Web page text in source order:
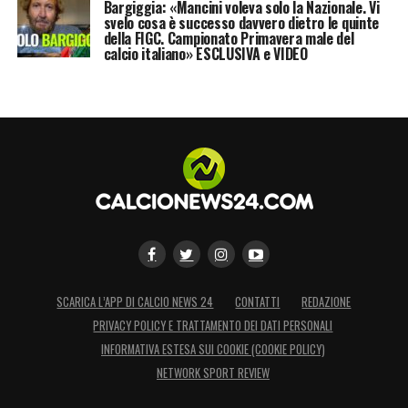
LA PLAYLIST DELLE NOSTRE TOP NEWS
Bargiggia: «Mancini voleva solo la Nazionale. Vi
svelo cosa è successo davvero dietro le quinte
della FIGC. Campionato Primavera male del
calcio italiano» ESCLUSIVA e VIDEO
SCARICA L’APP DI CALCIO NEWS 24 CONTATTI
REDAZIONE
PRIVACY POLICY E TRATTAMENTO DEI DATI PERSONALI
INFORMATIVA ESTESA SUI COOKIE (COOKIE POLICY)
NETWORK SPORT REVIEW